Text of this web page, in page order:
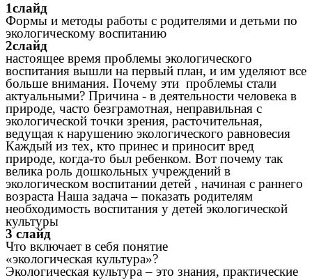
1слайд
Формы и методы работы с родителями и детьми по
экологическому воспитанию
2слайд
настоящее время проблемы экологического
воспитания вышли на первый план, и им уделяют все
больше внимания. Почему эти проблемы стали
актуальными? Причина - в деятельности человека в
природе, часто безграмотная, неправильная с
экологической точки зрения, расточительная,
ведущая к нарушению экологического равновесия
Каждый из тех, кто принес и приносит вред
природе, когда-то был ребенком. Вот почему так
велика роль дошкольных учреждений в
экологическом воспитании детей , начиная с раннего
возраста Наша задача – показать родителям
необходимость воспитания у детей экологической
культуры
3 слайд
Что включает в себя понятие
«экологическая культура»?
Экологическая культура – это знания, практические